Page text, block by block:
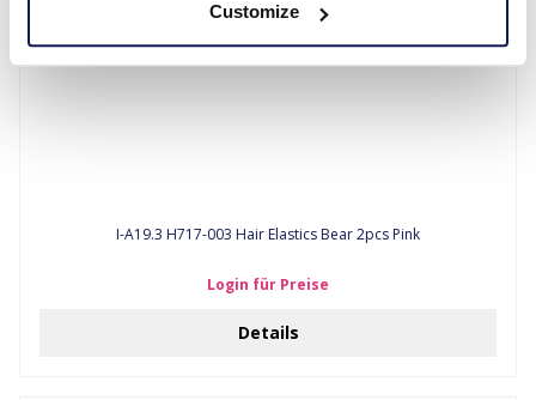
Customize
I-A19.3 H717-003 Hair Elastics Bear 2pcs Pink
Login für Preise
Details